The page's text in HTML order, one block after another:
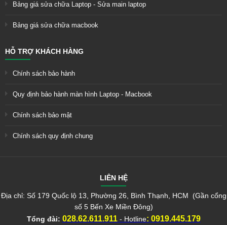
Bảng giá sửa chữa Laptop - Sửa main laptop
Bảng giá sửa chữa macbook
HỖ TRỢ KHÁCH HÀNG
Chính sách bảo hành
Quy định bảo hành màn hình Laptop - Macbook
Chính sách bảo mật
Chính sách quy định chung
LIÊN HỆ
Địa chỉ: Số 179 Quốc lộ 13, Phường 26, Bình Thạnh, HCM (Gần cổng
số 5 Bến Xe Miền Đông)
Tổng đài: 028.62.611.911 - Hotline: 0919.445.179